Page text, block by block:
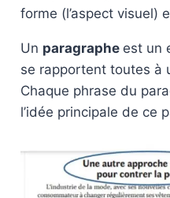
forme (l’aspect visuel)
Un paragraphe est un
se rapportent toutes à
Chaque phrase du
l’idée principale de ce